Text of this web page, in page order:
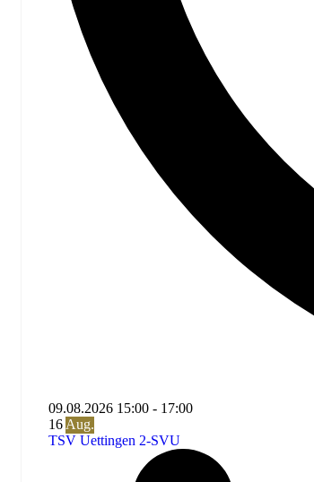
09.08.2026 15:00 - 17:00
16 Aug.
TSV Uettingen 2-SVU